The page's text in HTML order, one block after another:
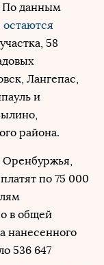
По данным
остаются
58
Лангепас,
и
района.
Оренбуржья,
по 75 000
в общей
нанесенного
536 647